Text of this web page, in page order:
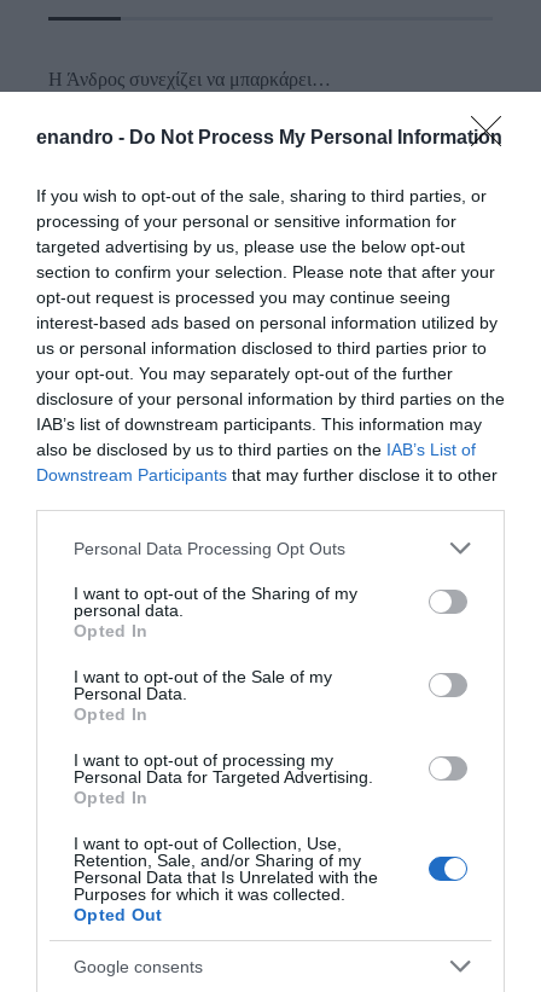
enandro - Do Not Process My Personal Information
If you wish to opt-out of the sale, sharing to third parties, or
processing of your personal or sensitive information for
targeted advertising by us, please use the below opt-out
section to confirm your selection. Please note that after your
opt-out request is processed you may continue seeing
interest-based ads based on personal information utilized by
us or personal information disclosed to third parties prior to
your opt-out. You may separately opt-out of the further
disclosure of your personal information by third parties on the
IAB’s list of downstream participants. This information may
also be disclosed by us to third parties on the IAB’s List of
Downstream Participants that may further disclose it to other
Please note that this website/app uses one or more Google
not limited to your visit or usage behaviour. You may click to
grant or deny consent to Google and its third-party tags to
use your data for below specified purposes in below Google
consent section.
Personal Data Processing Opt Outs
I want to opt-out of the Sharing of my
personal data.
Opted In
I want to opt-out of the Sale of my
Personal Data.
Opted In
I want to opt-out of processing my
Personal Data for Targeted Advertising.
Opted In
I want to opt-out of Collection, Use,
Retention, Sale, and/or Sharing of my
Personal Data that Is Unrelated with the
Purposes for which it was collected.
Opted Out
Google consents
Η Άνδρος συνεχίζει να μπαρκάρει…
ΠΡΟΣΟΧΗ: Πολύ υψηλός κίνδυνος πυρκαγιάς στις
Φωτογραφίες-κειμήλια από καλοκαίρια στην Άνδρο –
Από τον 19ο αιώνα μέχρι και την δεκαετία του 1970
ΟΡΜΟΣ ΚΟΡΘΙΟΥ: Όταν η φωτογραφία γίνεται μνήμη
ΧΩΡΟΤΑΞΙΚΟ ΓΙΑ ΤΟΝ ΤΟΥΡΙΣΜΟ: Η φέρουσα
ικανότητα στο επίκεντρο
Πρόσφατα Άρθρα
ΔΡΩΜΕΝΑ: Όταν η νέα
γενιά συναντά τη
ναυτοσύνη του νησιού
ΠΡΟΣΟΧΗ: Πολύ υψηλός
08/08/2026
Φωτογραφίες-κειμήλια από
καλοκαίρια στην Άνδρο –
Από τον 19ο αιώνα μέχρι